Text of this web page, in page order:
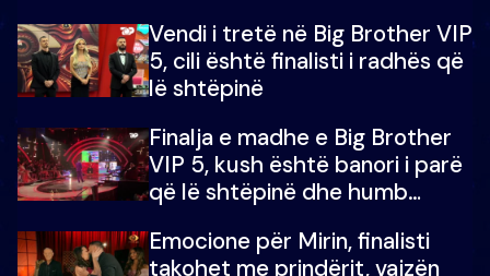
Vendi i tretë në Big Brother VIP
5, cili është finalisti i radhës që
lë shtëpinë
Finalja e madhe e Big Brother
VIP 5, kush është banori i parë
që lë shtëpinë dhe humb
çmimin e madh
Emocione për Mirin, finalisti
takohet me prindërit, vajzën